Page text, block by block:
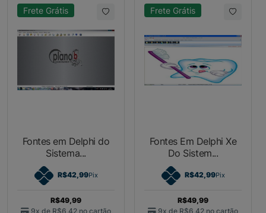
Frete Grátis
Fontes em Delphi do
Sistema...
R$42,99Pix
R$49,99
9x de R$6,42 no cartão
Frete Grátis
Fontes Em Delphi Xe
Do Sistem...
R$42,99Pix
R$49,99
9x de R$6,42 no cartão